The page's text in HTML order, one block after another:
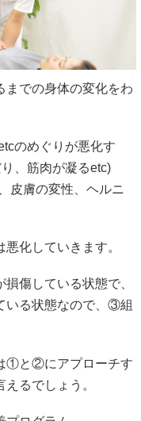
て変形性股関節症と
薬や湿布を処方され注
ます。
が良くならないと言う
院や整体でマッサー
結局は元に戻ってし